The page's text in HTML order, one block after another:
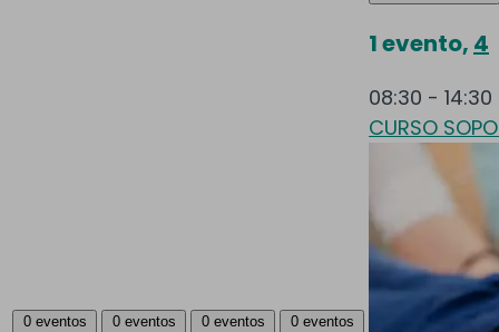
0 eventos
0 eventos
0 eventos
0 eventos
1 evento, 4
08:30 - 14:30
CURSO